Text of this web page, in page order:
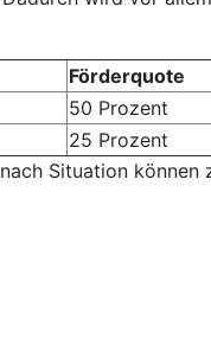
Förderquote
50 Prozent
25 Prozent
Situation